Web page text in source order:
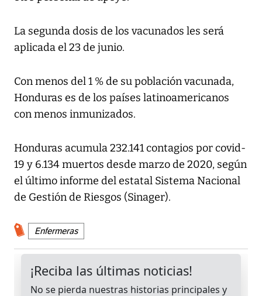
La segunda dosis de los vacunados les será
aplicada el 23 de junio.
Con menos del 1 % de su población vacunada,
Honduras es de los países latinoamericanos
con menos inmunizados.
Honduras acumula 232.141 contagios por covid-
19 y 6.134 muertos desde marzo de 2020, según
el último informe del estatal Sistema Nacional
de Gestión de Riesgos (Sinager).
Enfermeras